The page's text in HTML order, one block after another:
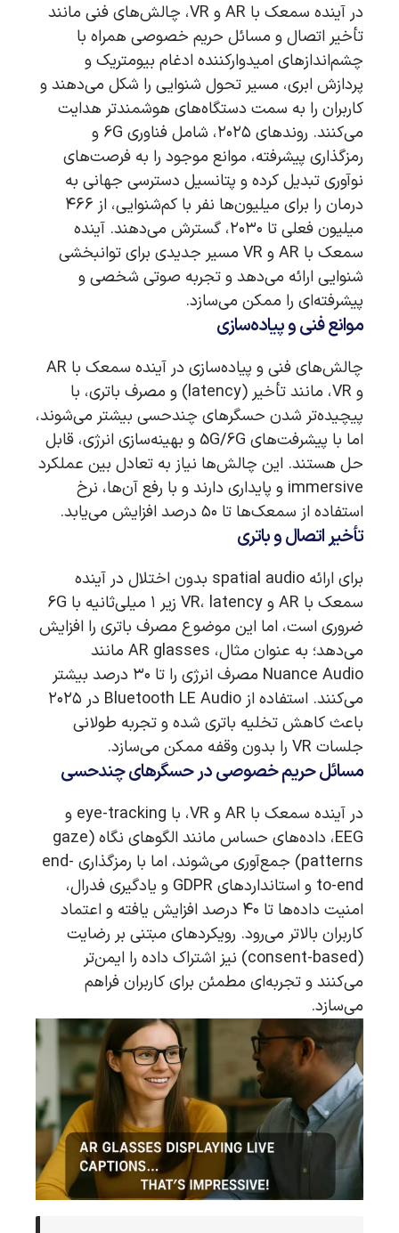
در آینده سمعک با AR و VR، چالش‌های فنی مانند
تأخیر اتصال و مسائل حریم خصوصی همراه با
چشم‌اندازهای امیدوارکننده ادغام بیومتریک و
پردازش ابری، مسیر تحول شنوایی را شکل می‌دهند و
کاربران را به سمت دستگاه‌های هوشمندتر هدایت
می‌کنند. روندهای ۲۰۲۵، شامل فناوری 6G و
رمزگذاری پیشرفته، موانع موجود را به فرصت‌های
نوآوری تبدیل کرده و پتانسیل دسترسی جهانی به
درمان را برای میلیون‌ها نفر با کم‌شنوایی، از ۴۶۶
میلیون فعلی تا ۲۰۳۰، گسترش می‌دهند. آینده
سمعک با AR و VR مسیر جدیدی برای توانبخشی
شنوایی ارائه می‌دهد و تجربه صوتی شخصی و
پیشرفته‌ای را ممکن می‌سازد.
موانع فنی و پیاده‌سازی
چالش‌های فنی و پیاده‌سازی در آینده سمعک با AR
و VR، مانند تأخیر (latency) و مصرف باتری، با
پیچیده‌تر شدن حسگرهای چندحسی بیشتر می‌شوند،
اما با پیشرفت‌های 5G/6G و بهینه‌سازی انرژی، قابل
حل هستند. این چالش‌ها نیاز به تعادل بین عملکرد
immersive و پایداری دارند و با رفع آن‌ها، نرخ
استفاده از سمعک‌ها تا ۵۰ درصد افزایش می‌یابد.
تأخیر اتصال و باتری
برای ارائه spatial audio بدون اختلال در آینده
سمعک با AR و VR، latency زیر ۱ میلی‌ثانیه با 6G
ضروری است، اما این موضوع مصرف باتری را افزایش
می‌دهد؛ به عنوان مثال، AR glasses مانند
Nuance Audio مصرف انرژی را تا ۳۰ درصد بیشتر
می‌کنند. استفاده از Bluetooth LE Audio در ۲۰۲۵
باعث کاهش تخلیه باتری شده و تجربه طولانی
جلسات VR را بدون وقفه ممکن می‌سازد.
مسائل حریم خصوصی در حسگرهای چندحسی
در آینده سمعک با AR و VR، با eye-tracking و
EEG، داده‌های حساس مانند الگوهای نگاه (gaze
patterns) جمع‌آوری می‌شوند، اما با رمزگذاری end-
to-end و استانداردهای GDPR و یادگیری فدرال،
امنیت داده‌ها تا ۴۰ درصد افزایش یافته و اعتماد
کاربران بالاتر می‌رود. رویکردهای مبتنی بر رضایت
(consent-based) نیز اشتراک داده را ایمن‌تر
می‌کنند و تجربه‌ای مطمئن برای کاربران فراهم
می‌سازد.